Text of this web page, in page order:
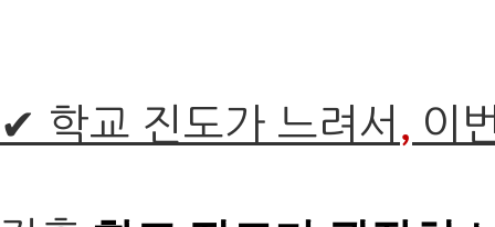
✔ 학교 진도가 느려서 , 이